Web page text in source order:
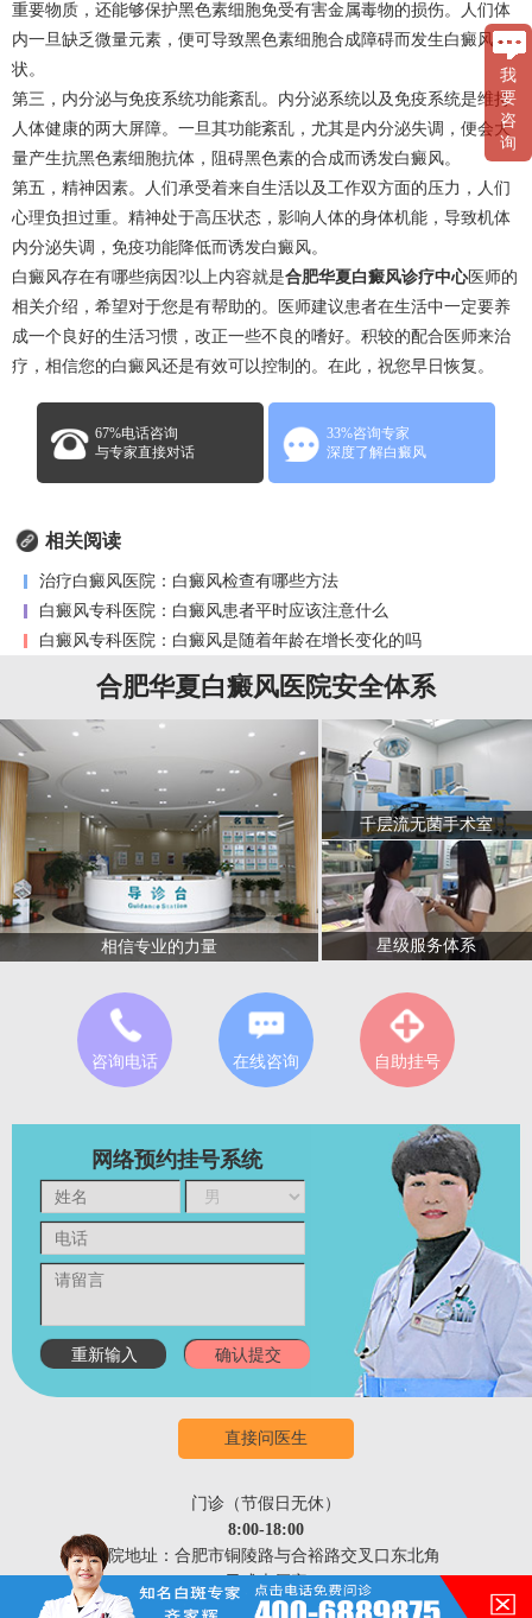
重要物质，还能够保护黑色素细胞免受有害金属毒物的损伤。人们体
内一旦缺乏微量元素，便可导致黑色素细胞合成障碍而发生白癜风症
状。
第三，内分泌与免疫系统功能紊乱。内分泌系统以及免疫系统是维持
人体健康的两大屏障。一旦其功能紊乱，尤其是内分泌失调，便会大
量产生抗黑色素细胞抗体，阻碍黑色素的合成而诱发白癜风。
第五，精神因素。人们承受着来自生活以及工作双方面的压力，人们
心理负担过重。精神处于高压状态，影响人体的身体机能，导致机体
内分泌失调，免疫功能降低而诱发白癜风。
白癜风存在有哪些病因?以上内容就是合肥华夏白癜风诊疗中心医师的
相关介绍，希望对于您是有帮助的。医师建议患者在生活中一定要养
成一个良好的生活习惯，改正一些不良的嗜好。积较的配合医师来治
疗，相信您的白癜风还是有效可以控制的。在此，祝您早日恢复。
67%电话咨询
与专家直接对话
33%咨询专家
深度了解白癜风
相关阅读
治疗白癜风医院：白癜风检查有哪些方法
白癜风专科医院：白癜风患者平时应该注意什么
白癜风专科医院：白癜风是随着年龄在增长变化的吗
合肥华夏白癜风医院安全体系
相信专业的力量
千层流无菌手术室
星级服务体系
咨询电话 在线咨询 自助挂号
网络预约挂号系统
直接问医生
门诊（节假日无休）
8:00-18:00
医院地址：合肥市铜陵路与合裕路交叉口东北角
（天成大厦旁）
祛白热线：400-688-9875
我
要
咨
询